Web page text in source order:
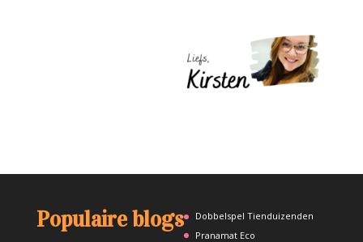
Populaire blogs
Dobbelspel Tienduizenden
Pranamat Eco